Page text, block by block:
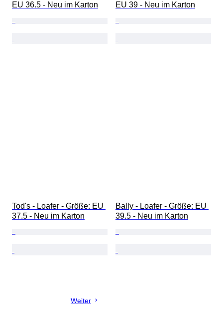
EU 36.5 - Neu im Karton
EU 39 - Neu im Karton
Tod's - Loafer - Größe: EU
37.5 - Neu im Karton
Bally - Loafer - Größe: EU
39.5 - Neu im Karton
Weiter